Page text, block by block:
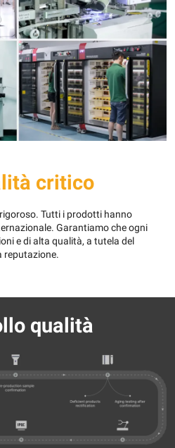
critico
Tutti i prodotti hanno
Garantiamo che ogni
e di alta qualità, a tutela del
reputazione.
qualità